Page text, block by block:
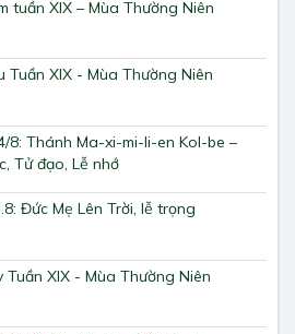
tuần XIX – Mùa Thường Niên
Tuần XIX - Mùa Thường Niên
8: Thánh Ma-xi-mi-li-en Kol-be –
Tử đạo, Lễ nhớ
Đức Mẹ Lên Trời, lễ trọng
Tuần XIX - Mùa Thường Niên